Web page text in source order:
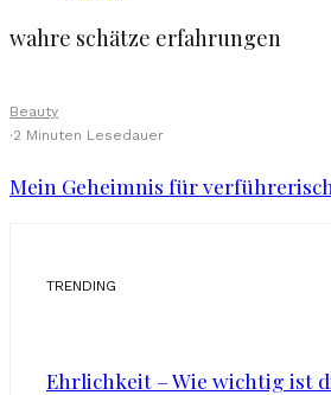
wahre schätze erfahrungen
Beauty
·2 Minuten Lesedauer
Mein Geheimnis für
TRENDING
Ehrlichkeit – Wie wichtig ist